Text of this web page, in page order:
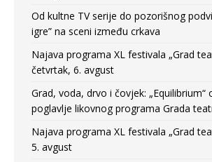
Od kultne TV serije do pozorišnog
igre” na sceni između crkava
Najava programa XL festivala „Grad
četvrtak, 6. avgust
Grad, voda, drvo i čovjek:
poglavlje likovnog programa Grada
Najava programa XL festivala „Grad
5. avgust